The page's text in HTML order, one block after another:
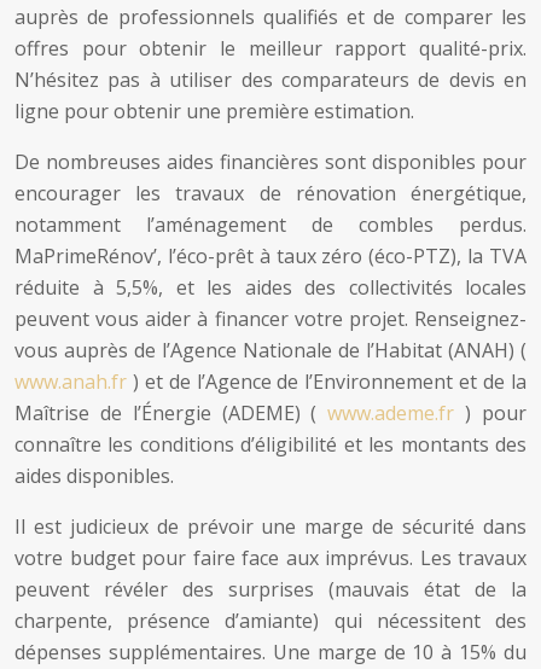
auprès de professionnels qualifiés et de comparer les
offres pour obtenir le meilleur rapport qualité-prix.
N’hésitez pas à utiliser des comparateurs de devis en
ligne pour obtenir une première estimation.
De nombreuses aides financières sont disponibles pour
encourager les travaux de rénovation énergétique,
notamment l’aménagement de combles perdus.
MaPrimeRénov’, l’éco-prêt à taux zéro (éco-PTZ), la TVA
réduite à 5,5%, et les aides des collectivités locales
peuvent vous aider à financer votre projet. Renseignez-
vous auprès de l’Agence Nationale de l’Habitat (ANAH) (
www.anah.fr ) et de l’Agence de l’Environnement et de la
Maîtrise de l’Énergie (ADEME) (www.ademe.fr) pour
connaître les conditions d’éligibilité et les montants des
aides disponibles.
Il est judicieux de prévoir une marge de sécurité dans
votre budget pour faire face aux imprévus. Les travaux
peuvent révéler des surprises (mauvais état de la
charpente, présence d’amiante) qui nécessitent des
dépenses supplémentaires. Une marge de 10 à 15% du